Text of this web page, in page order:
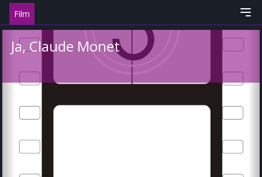
Film
Ja, Claude Monet